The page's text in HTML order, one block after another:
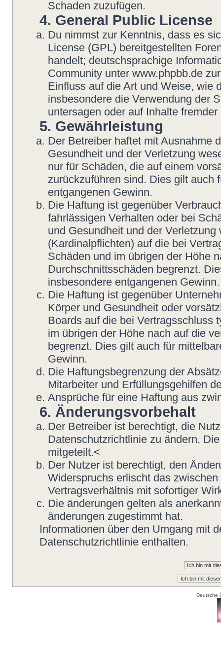
Schaden zuzufügen.
4. General Public License
Du nimmst zur Kenntnis, dass es
License (GPL) bereitgestellten
handelt; deutschsprachige
Community unter www.phpbb.de
Einfluss auf die Art und Weise, wie
insbesondere die Verwendung der
untersagen oder auf Inhalte
5. Gewährleistung
Der Betreiber haftet mit Ausnahme
Gesundheit und der Verletzung
nur für Schäden, die auf einem
zurückzuführen sind. Dies gilt auch
entgangenen Gewinn.
Die Haftung ist gegenüber
fahrlässigen Verhalten oder bei
und Gesundheit und der
(Kardinalpflichten) auf die bei
Schäden und im übrigen der Höhe
Durchschnittsschäden begrenzt.
insbesondere entgangenen Gewinn.
Die Haftung ist gegenüber
Körper und Gesundheit oder
Boards auf die bei Vertragsschluss
im übrigen der Höhe nach auf die
begrenzt. Dies gilt auch für
Gewinn.
Die Haftungsbegrenzung der
Mitarbeiter und Erfüllungsgehilfen
Ansprüche für eine Haftung aus
6. Änderungsvorbehalt
Der Betreiber ist berechtigt, die
Datenschutzrichtlinie zu ändern.
mitgeteilt.<
Der Nutzer ist berechtigt, den
Widerspruchs erlischt das
Vertragsverhältnis mit sofortiger
Die änderungen gelten als
änderungen zugestimmt hat.
Informationen über den Umgang mit
Datenschutzrichtlinie enthalten.
Deutsche